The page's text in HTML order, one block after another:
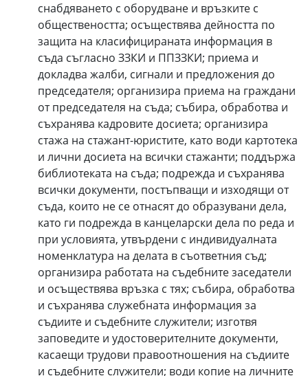
снабдяването с оборудване и връзките с
обществеността; осъществява дейността по
защита на класифицираната информация в
съда съгласно ЗЗКИ и ППЗЗКИ; приема и
докладва жалби, сигнали и предложения до
председателя; организира приема на граждани
от председателя на съда; събира, обработва и
съхранява кадровите досиета; организира
стажа на стажант-юристите, като води картотека
и лични досиета на всички стажанти; поддържа
библиотеката на съда; подрежда и съхранява
всички документи, постъпващи и изходящи от
съда, които не се отнасят до образувани дела,
като ги подрежда в канцеларски дела по реда и
при условията, утвърдени с индивидуалната
номенклатура на делата в съответния съд;
организира работата на съдебните заседатели
и осъществява връзка с тях; събира, обработва
и съхранява служебната информация за
съдиите и съдебните служители; изготвя
заповедите и удостоверителните документи,
касаещи трудови правоотношения на съдиите
и съдебните служители; води копие на личните